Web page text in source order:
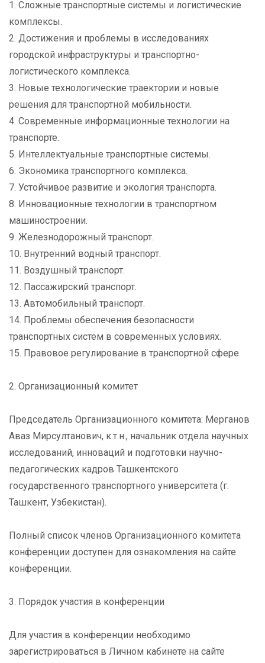
1. Сложные транспортные системы и логистические
комплексы.
2. Достижения и проблемы в исследованиях
городской инфраструктуры и транспортно-
логистического комплекса.
3. Новые технологические траектории и новые
решения для транспортной мобильности.
4. Современные информационные технологии на
транспорте.
5. Интеллектуальные транспортные системы.
6. Экономика транспортного комплекса.
7. Устойчивое развитие и экология транспорта.
8. Инновационные технологии в транспортном
машиностроении.
9. Железнодорожный транспорт.
10. Внутренний водный транспорт.
11. Воздушный транспорт.
12. Пассажирский транспорт.
13. Автомобильный транспорт.
14. Проблемы обеспечения безопасности
транспортных систем в современных условиях.
15. Правовое регулирование в транспортной сфере.
2. Организационный комитет
Председатель Организационного комитета: Мерганов
Аваз Мирсултанович, к.т.н., начальник отдела научных
исследований, инноваций и подготовки научно-
педагогических кадров Ташкентского
государственного транспортного университета (г.
Ташкент, Узбекистан).
Полный список членов Организационного комитета
конференции доступен для ознакомления на сайте
конференции.
3. Порядок участия в конференции
Для участия в конференции необходимо
зарегистрироваться в Личном кабинете на сайте